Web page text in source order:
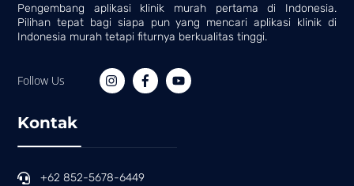
Pengembang aplikasi klinik murah pertama di Indonesia.
Pilihan tepat bagi siapa pun yang mencari aplikasi klinik di
Indonesia murah tetapi fiturnya berkualitas tinggi.
Follow Us
Kontak
+62 852-5678-6449